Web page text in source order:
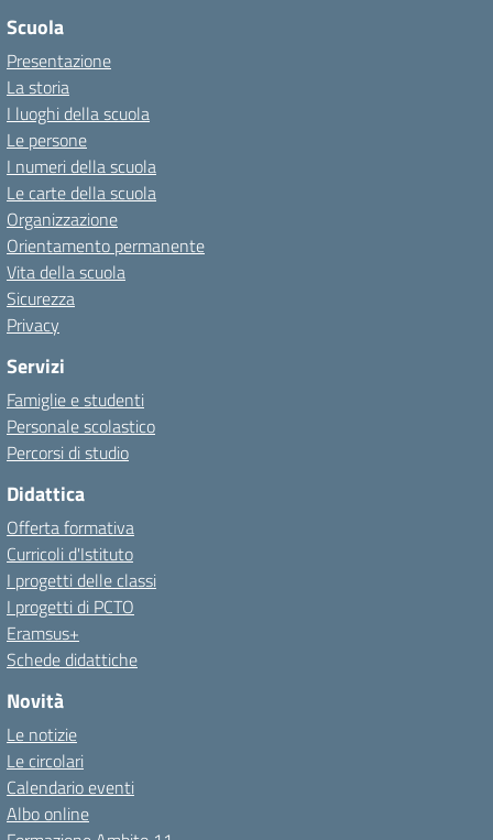
Scuola
Presentazione
La storia
I luoghi della scuola
Le persone
I numeri della scuola
Le carte della scuola
Organizzazione
Orientamento permanente
Vita della scuola
Sicurezza
Privacy
Servizi
Famiglie e studenti
Personale scolastico
Percorsi di studio
Didattica
Offerta formativa
Curricoli d'Istituto
I progetti delle classi
I progetti di PCTO
Eramsus+
Schede didattiche
Novità
Le notizie
Le circolari
Calendario eventi
Albo online